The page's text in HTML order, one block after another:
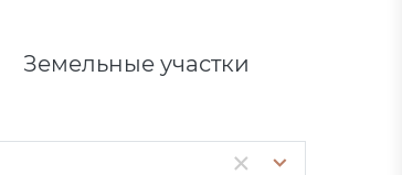
Земельные участки